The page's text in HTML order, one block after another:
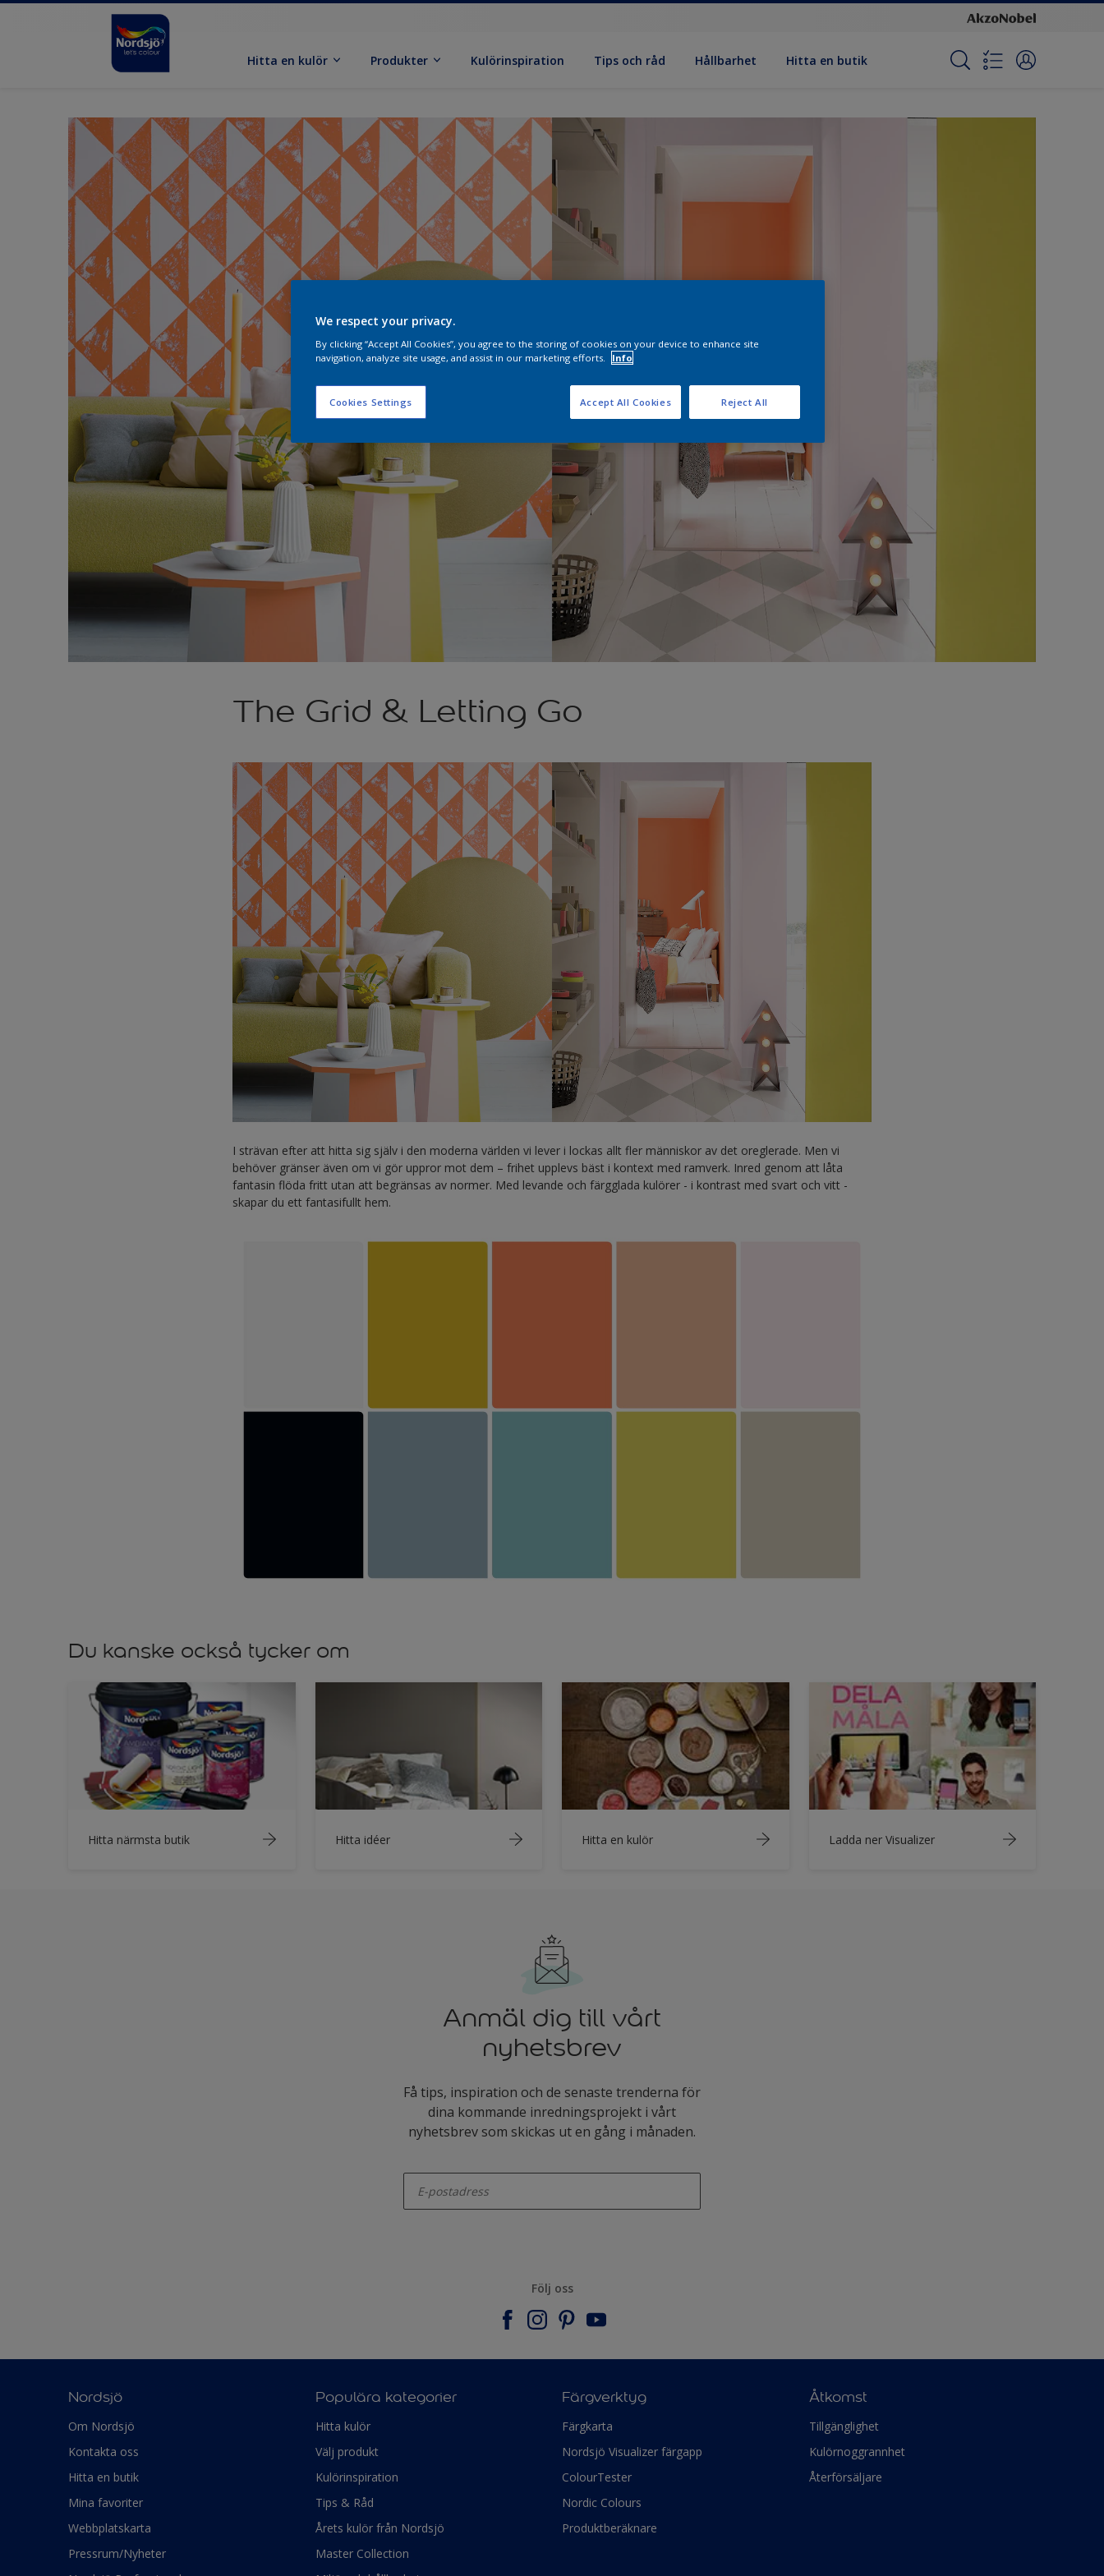
Hitta en kulör Produkter Kulörinspiration Tips och råd Hållbarhet Hitta en butik
The Grid & Letting Go
I strävan efter att hitta sig själv i den moderna världen vi lever i lockas allt fler människor av det oreglerade. Men vi
behöver gränser även om vi gör uppror mot dem – frihet upplevs bäst i kontext med ramverk. Inred genom att låta
fantasin flöda fritt utan att begränsas av normer. Med levande och färgglada kulörer - i kontrast med svart och vitt -
skapar du ett fantasifullt hem.
Du kanske också tycker om
Hitta närmsta butik Hitta idéer Hitta en kulör Ladda ner Visualizer
Anmäl dig till vårt
nyhetsbrev
Få tips, inspiration och de senaste trenderna för
dina kommande inredningsprojekt i vårt
nyhetsbrev som skickas ut en gång i månaden.
Följ oss
Nordsjö
Om Nordsjö
Kontakta oss
Hitta en butik
Mina favoriter
Webbplatskarta
Pressrum/Nyheter
Populära kategorier
Hitta kulör
Välj produkt
Kulörinspiration
Tips & Råd
Årets kulör från Nordsjö
Master Collection
Färgverktyg
Färgkarta
Nordsjö Visualizer färgapp
ColourTester
Nordic Colours
Produktberäknare
Åtkomst
Tillgänglighet
Kulörnoggrannhet
Återförsäljare
We respect your privacy.
By clicking “Accept All Cookies”, you agree to the storing of cookies on your device to enhance site
navigation, analyze site usage, and assist in our marketing efforts.
Info
Cookies Settings Reject All
Accept All Cookies